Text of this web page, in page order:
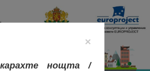
×
нощта /